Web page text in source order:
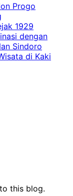
Progo
1929
dengan
Sindoro
di Kaki
this blog.